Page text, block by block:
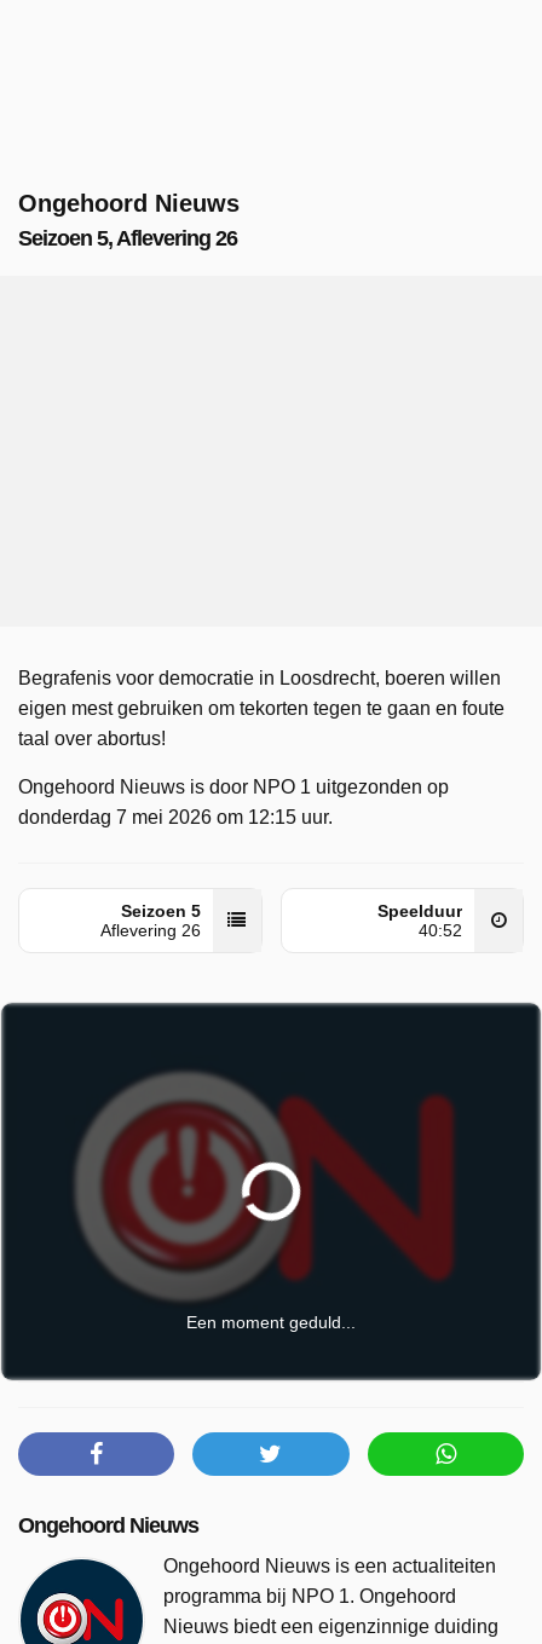
Ongehoord Nieuws
Seizoen 5, Aflevering 26
Begrafenis voor democratie in Loosdrecht, boeren willen
eigen mest gebruiken om tekorten tegen te gaan en foute
taal over abortus!
Ongehoord Nieuws is door NPO 1 uitgezonden op
donderdag 7 mei 2026 om 12:15 uur.
Seizoen 5
Aflevering 26
Speelduur
40:52
Een moment geduld...
Ongehoord Nieuws
Ongehoord Nieuws is een actualiteiten
programma bij NPO 1. Ongehoord
Nieuws biedt een eigenzinnige duiding